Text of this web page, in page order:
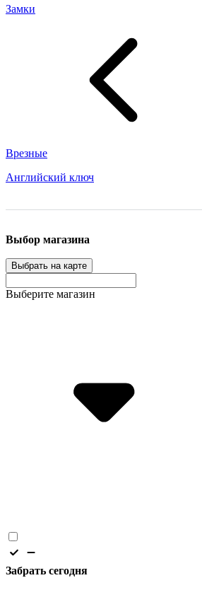
Замки
Врезные
Английский ключ
Выбор магазина
Выбрать на карте
Выберите магазин
Забрать сегодня